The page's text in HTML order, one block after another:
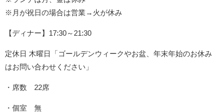
※月が祝日の場合は営業→火が休み
【ディナー】17:30～21:30
定休日 木曜日「ゴールデンウィークやお盆、年末年始のお休み
はお問い合わせください」
・席数 22席
・個室 無